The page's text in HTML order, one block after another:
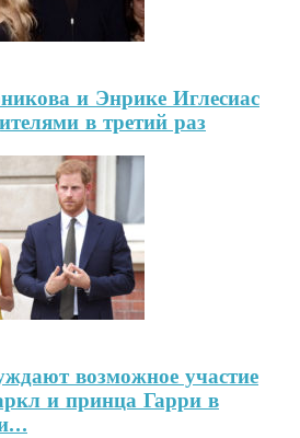
и Энрике Иглесиас
в третий раз
возможное участие
и принца Гарри в